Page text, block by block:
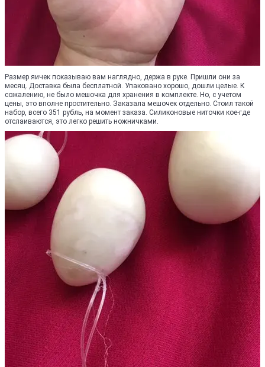
Размер яичек показываю вам наглядно, держа в руке. Пришли они за
месяц. Доставка была бесплатной. Упаковано хорошо, дошли целые. К
сожалению, не было мешочка для хранения в комплекте. Но, с учетом
цены, это вполне простительно. Заказала мешочек отдельно. Стоил такой
набор, всего 351 рубль, на момент заказа. Силиконовые ниточки кое-где
отслаиваются, это легко решить ножничками.